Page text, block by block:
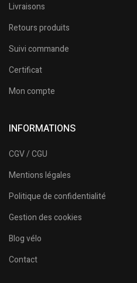
Livraisons
Retours produits
Suivi commande
Certificat
Mon compte
INFORMATIONS
CGV / CGU
Mentions légales
Politique de confidentialité
Gestion des cookies
Blog vélo
Contact